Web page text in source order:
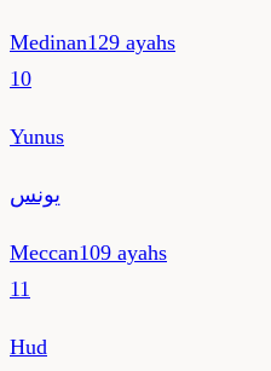
Medinan129 ayahs
10
Yunus
يونس
Meccan109 ayahs
11
Hud